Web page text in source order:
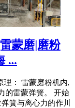
蒙磨|磨粉
...
理： 雷蒙磨粉机内,
的雷蒙弹簧。 开始
簧与离心力的作川